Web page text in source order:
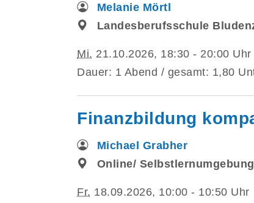
Melanie Mörtl
Landesberufsschule
Mi. 21.10.2026, 18:30 - 20:00 Uhr
Dauer: 1 Abend / gesamt: 1,80
Finanzbildung
Michael Grabher
Online/ Selbstlernumgebung
Fr. 18.09.2026, 10:00 - 10:50 Uhr